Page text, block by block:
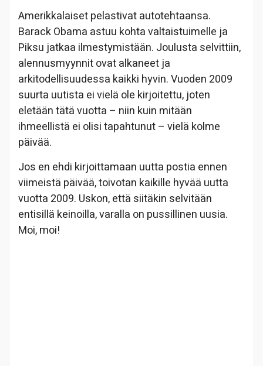
Amerikkalaiset pelastivat autotehtaansa.
Barack Obama astuu kohta valtaistuimelle ja
Piksu jatkaa ilmestymistään. Joulusta selvittiin,
alennusmyynnit ovat alkaneet ja
arkitodellisuudessa kaikki hyvin. Vuoden 2009
suurta uutista ei vielä ole kirjoitettu, joten
eletään tätä vuotta – niin kuin mitään
ihmeellistä ei olisi tapahtunut – vielä kolme
päivää.
Jos en ehdi kirjoittamaan uutta postia ennen
viimeistä päivää, toivotan kaikille hyvää uutta
vuotta 2009. Uskon, että siitäkin selvitään
entisillä keinoilla, varalla on pussillinen uusia.
Moi, moi!